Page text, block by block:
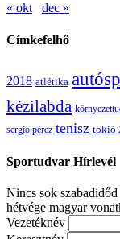
« okt
dec »
Címkefelhő
2018 atlétika
kézilabda
sergio pérez tenisz tokió
Sportudvar Hírlevél
Nincs sok
hétvége magyar
Vezetéknév